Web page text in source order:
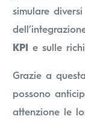
simulare
KPI
e sulle
Grazie a
possono
attenzione le